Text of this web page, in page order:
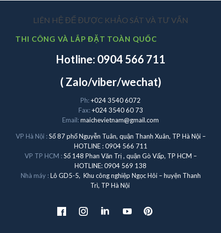
LIÊN HỆ ĐỂ ĐƯỢC KHẢO SÁT VÀ TƯ VẤN
THI CÔNG VÀ LẮP ĐẶT TOÀN QUỐC
Hotline: 0904 566 711
( Zalo/viber/wechat)
Ph:+024 3540 6072
Fax:+024 3540 60 73
Email:maichevietnam@gmail.com
VP Hà Nội :Số 87 phố Nguyễn Tuân, quận Thanh Xuân, TP Hà Nội –
HOTLINE : 0904 566 711
VP TP HCM :Số 148 Phan Văn Trị , quận Gò Vấp, TP HCM –
HOTLINE: 0904 569 138
Nhà máy :Lô GD5-5, Khu công nghiệp Ngọc Hôi – huyện Thanh
Trì, TP Hà Nội